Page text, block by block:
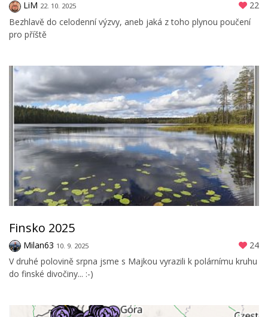
LiM 22. 10. 2025
22
Bezhlavě do celodenní výzvy, aneb jaká z toho plynou poučení
pro příště
Finsko 2025
Milan63 10. 9. 2025
24
V druhé polovině srpna jsme s Majkou vyrazili k polárnímu kruhu
do finské divočiny... :-)